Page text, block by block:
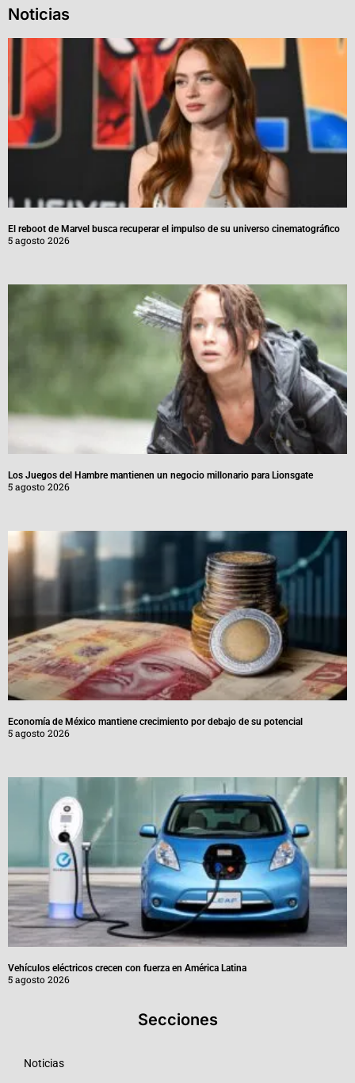
Noticias
El reboot de Marvel busca recuperar el impulso de su universo cinematográfico
5 agosto 2026
Los Juegos del Hambre mantienen un negocio millonario para Lionsgate
5 agosto 2026
Economía de México mantiene crecimiento por debajo de su potencial
5 agosto 2026
Vehículos eléctricos crecen con fuerza en América Latina
5 agosto 2026
Secciones
Noticias